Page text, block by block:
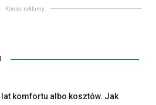
Koniec reklamy
komfortu albo kosztów. Jak